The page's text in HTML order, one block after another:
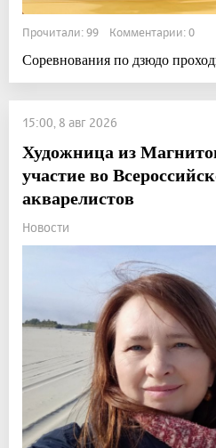
Прочитали: 99 Комментарии: 0
Соревнования по дзюдо
15:00, 8 авг 2026
Художница из
участие во
акварелистов
Новости